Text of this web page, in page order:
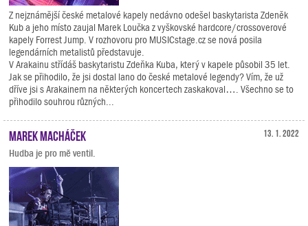
Z nejznámější české metalové kapely nedávno odešel baskytarista Zdeněk
Kub a jeho místo zaujal Marek Loučka z vyškovské hardcore/crossoverové
kapely Forrest Jump. V rozhovoru pro MUSICstage.cz se nová posila
legendárních metalistů představuje.
V Arakainu střídáš baskytaristu Zdeňka Kuba, který v kapele působil 35 let.
Jak se přihodilo, že jsi dostal lano do české metalové legendy? Vím, že už
dříve jsi s Arakainem na některých koncertech zaskakoval…. Všechno se to
přihodilo souhrou různých...
13. 1. 2022
Marek Macháček
Hudba je pro mě ventil.